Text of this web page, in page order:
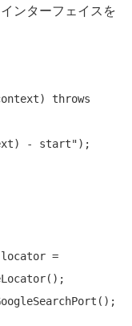
ンターフェイスを
throws
- start");